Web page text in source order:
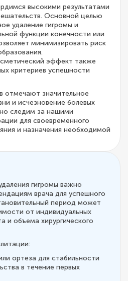
высокими результатами
Основной целью
удаление гигромы и
функции конечности или
минимизировать риск
эффект также
критериев успешности
отмечают значительное
и исчезновение болевых
следим за нашими
для своевременного
и назначения необходимой
гигромы важно
врача для успешного
период может
от индивидуальных
и объема хирургического
ортеза для стабильности
в течение первых